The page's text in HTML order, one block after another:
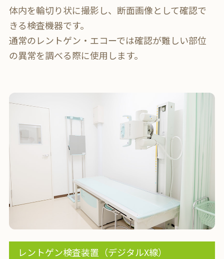
体内を輪切り状に撮影し、断面画像として確認で
きる検査機器です。
通常のレントゲン・エコーでは確認が難しい部位
の異常を調べる際に使用します。
レントゲン検査装置（デジタルX線）